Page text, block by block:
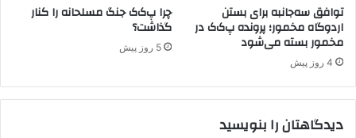
ا
م
ن
ی
ر
توافق سه‌جانبه برای بستن
اردوگاه مخمور؛ پرونده پ‌ک‌ک در
مخمور بسته می‌شود
4 روز پیش
چرا پ‌ک‌ک جنگ مسلحانه را کنار
گذاشت؟
5 روز پیش
دیدگاهتان را بنویسید